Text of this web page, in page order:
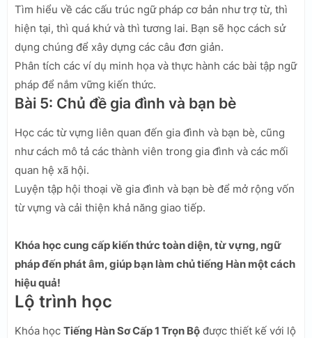
Tìm hiểu về các cấu trúc ngữ pháp cơ bản như trợ từ, thì
hiện tại, thì quá khứ và thì tương lai. Bạn sẽ học cách sử
dụng chúng để xây dựng các câu đơn giản.
Phân tích các ví dụ minh họa và thực hành các bài tập ngữ
pháp để nắm vững kiến thức.
Bài 5: Chủ đề gia đình và bạn bè
Học các từ vựng liên quan đến gia đình và bạn bè, cũng
như cách mô tả các thành viên trong gia đình và các mối
quan hệ xã hội.
Luyện tập hội thoại về gia đình và bạn bè để mở rộng vốn
từ vựng và cải thiện khả năng giao tiếp.
Khóa học cung cấp kiến thức toàn diện, từ vựng, ngữ
pháp đến phát âm, giúp bạn làm chủ tiếng Hàn một cách
hiệu quả!
Lộ trình học
Khóa học Tiếng Hàn Sơ Cấp 1 Trọn Bộ được thiết kế với lộ